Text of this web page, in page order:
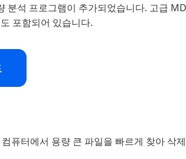
분석 프로그램이 추가되었습니다. 고급
포함되어 있습니다.
터에서 용량 큰 파일을 빠르게 찾아 삭